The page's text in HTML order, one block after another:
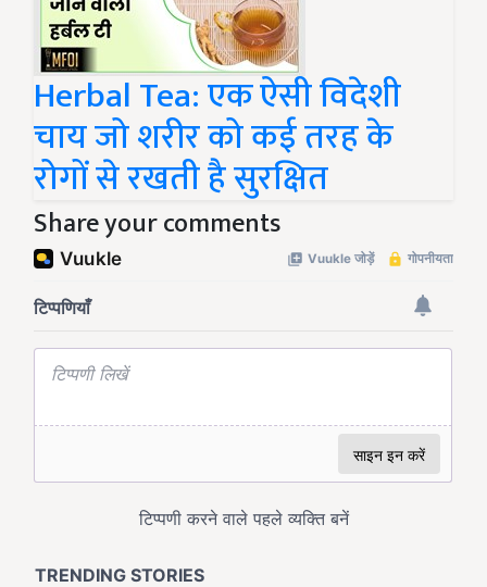
Herbal Tea: एक ऐसी विदेशी
चाय जो शरीर को कई तरह के
रोगों से रखती है सुरक्षित
Share your comments